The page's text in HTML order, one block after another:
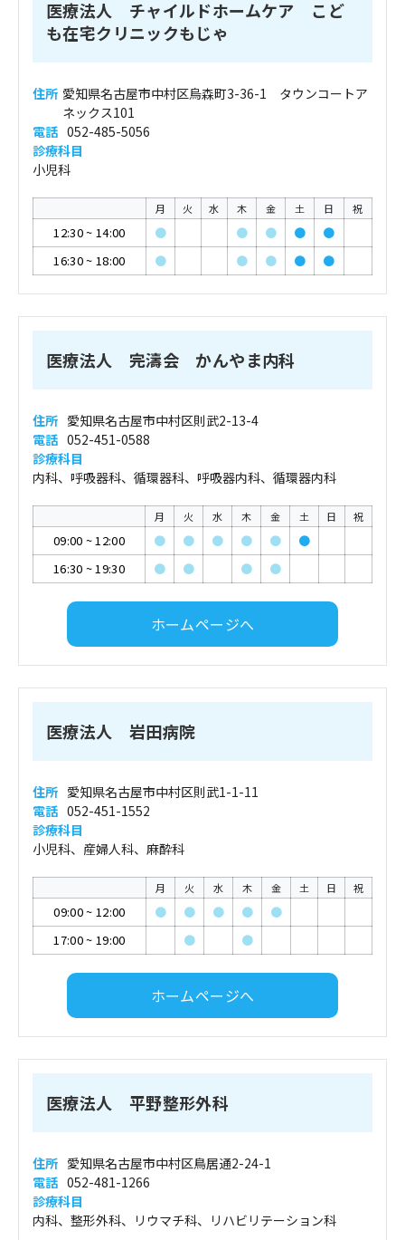
医療法人 チャイルドホームケア こど
も在宅クリニックもじゃ
住所 愛知県名古屋市中村区烏森町3-36-1 タウンコートア
ネックス101
電話 052-485-5056
診療科目
小児科
月 火 水 木 金 土 日 祝
12:30~ 14:00 ● ● ● ●
●
16:30~ 18:00 ● ● ● ● ●
医療法人 完濤会 かんやま内科
住所 愛知県名古屋市中村区則武2-13-4
電話 052-451-0588
診療科目
内科、呼吸器科、循環器科、呼吸器内科、循環器内科
月 火 水 木 金 土 日 祝
09:00 ~12:00 ● ● ● ● ●
●
16:30 ~19:30 ● ● ● ●
ホームページへ
医療法人 岩田病院
住所 愛知県名古屋市中村区則武1-1-11
電話 052-451-1552
診療科目
小児科、産婦人科、麻酔科
月 火 水 木 金 土 日 祝
09:00~ 12:00 ● ● ● ●
●
17:00~ 19:00 ● ●
ホームページへ
医療法人 平野整形外科
住所 愛知県名古屋市中村区鳥居通2-24-1
電話 052-481-1266
診療科目
内科、整形外科、リウマチ科、リハビリテーション科